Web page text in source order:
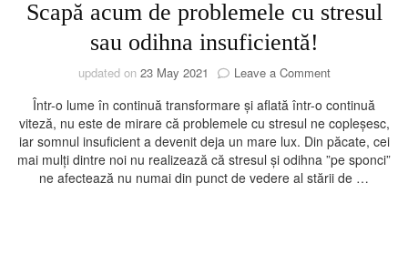
Scapă acum de problemele cu stresul
sau odihna insuficientă!
updated on 23 May 2021 Leave a Commenton
acum
de
problemele
cu
stresul
Într-o lume în continuă transformare și aflată într-o continuă
viteză, nu este de mirare că problemele cu stresul ne copleșesc,
iar somnul insuficient a devenit deja un mare lux. Din păcate, cei
mai mulți dintre noi nu realizează că stresul și odihna ”pe sponci”
ne afectează nu numai din punct de vedere al stării de …